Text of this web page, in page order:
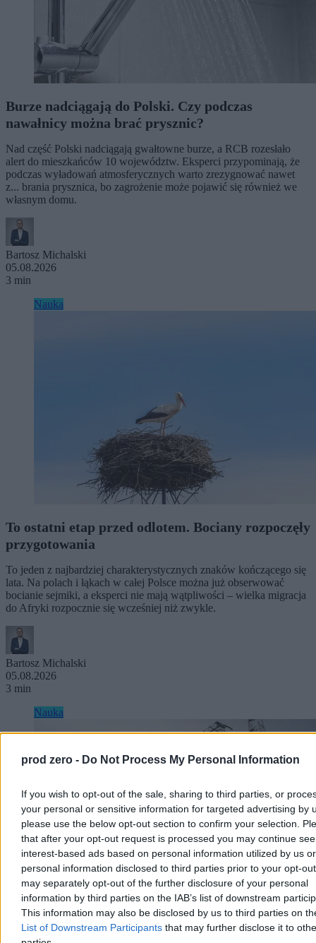
prod zero - Do Not Process My Personal Information
If you wish to opt-out of the sale, sharing to third parties, or
your personal or sensitive information for targeted advertising by
please use the below opt-out section to confirm your selection.
that after your opt-out request is processed you may continue
interest-based ads based on personal information utilized by us or
personal information disclosed to third parties prior to your opt-
may separately opt-out of the further disclosure of your personal
information by third parties on the IAB’s list of downstream
This information may also be disclosed by us to third parties on
List of Downstream Participants that may further disclose it to
Burze nadciągają do Polski. Czy podczas
nawałnicy można brać prysznic?
Nad część Polski nadciągają gwałtowne burze, a RCB rozesłało
alert do mieszkańców 10 województw. Eksperci przypominają, że
podczas wyładowań atmosferycznych warto zrezygnować nawet
z... brania prysznica, bo zagrożenie może pojawić się również we
własnym domu.
Bartosz Michalski
05.08.2026
3 min
Nauka
To ostatni etap przed odlotem. Bociany rozpoczęły
przygotowania
To jeden z najbardziej charakterystycznych znaków kończącego się
lata. Na polach i łąkach w całej Polsce można już obserwować
bocianie sejmiki, a eksperci nie mają wątpliwości – wielka migracja
do Afryki rozpocznie się wcześniej niż zwykle.
Bartosz Michalski
05.08.2026
3 min
Nauka
„Rosyjski dzięcioł” z Czarnobyla. Historia jednej